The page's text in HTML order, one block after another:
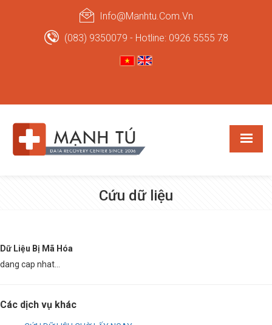
Info@manhtu.com.vn
(083) 9350079 - Hotline: 0926 5555 78
Cứu dữ liệu
Dữ Liệu Bị Mã Hóa
dang cap nhat...
Các dịch vụ khác